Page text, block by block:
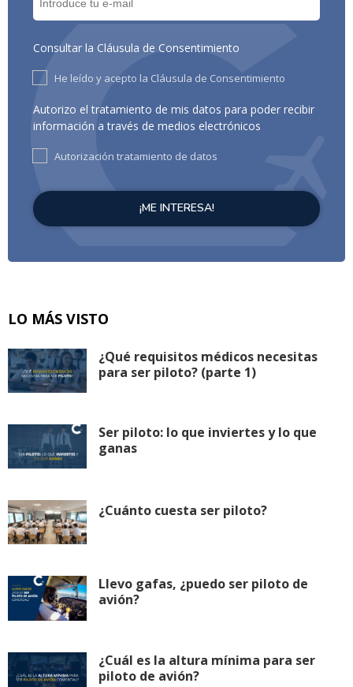
Consultar la Cláusula de Consentimiento
He leído y acepto la Cláusula de Consentimiento
Autorizo el tratamiento de mis datos para poder recibir
información a través de medios electrónicos
Autorización tratamiento de datos
LO MÁS VISTO
¿Qué requisitos médicos necesitas
para ser piloto? (parte 1)
Ser piloto: lo que inviertes y lo que
ganas
¿Cuánto cuesta ser piloto?
Llevo gafas, ¿puedo ser piloto de
avión?
¿Cuál es la altura mínima para ser
piloto de avión?